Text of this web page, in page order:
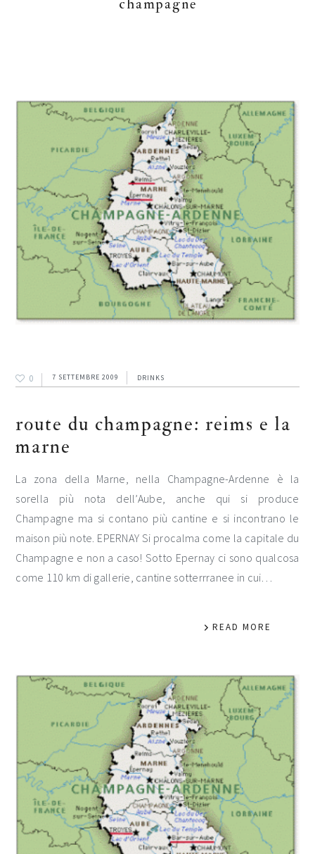
champagne
0 7 SETTEMBRE 2009 DRINKS
route du champagne: reims e la
marne
La zona della Marne, nella Champagne-Ardenne è la
sorella più nota dell’Aube, anche qui si produce
Champagne ma si contano più cantine e si incontrano le
maison più note. EPERNAY Si procalma come la capitale du
Champagne e non a caso! Sotto Epernay ci sono qualcosa
come 110 km di gallerie, cantine sotterrranee in cui…
READ MORE